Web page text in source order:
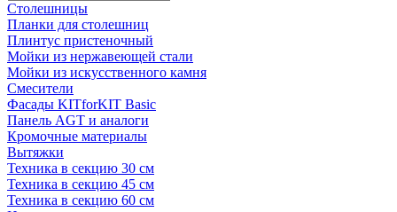
Столешницы
Планки для столешниц
Плинтус пристеночный
Мойки из нержавеющей стали
Мойки из искусственного камня
Смесители
Фасады KITforKIT Basic
Панель AGT и аналоги
Кромочные материалы
Вытяжки
Техника в секцию 30 см
Техника в секцию 45 см
Техника в секцию 60 см